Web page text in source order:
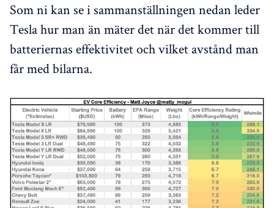
Som ni kan se i sammanställningen nedan leder
Tesla hur man än mäter det när det kommer till
batteriernas effektivitet och vilket avstånd man
får med bilarna.